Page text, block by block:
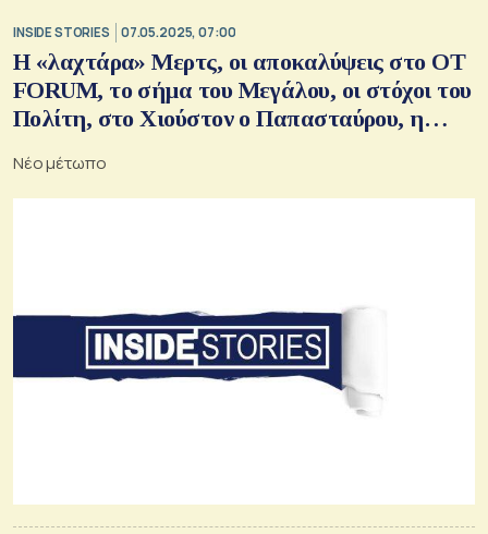
INSIDE STORIES 07.05.2025, 07:00
Η «λαχτάρα» Μερτς, οι αποκαλύψεις στο OT
FORUM, το σήμα του Μεγάλου, οι στόχοι του
Πολίτη, στο Χιούστον ο Παπασταύρου, η
Νέο μέτωπο